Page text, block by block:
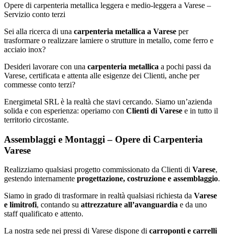
Opere di carpenteria metallica leggera e medio-leggera a Varese –
Servizio conto terzi
Sei alla ricerca di una carpenteria metallica a Varese per
trasformare o realizzare lamiere o strutture in metallo, come ferro e
acciaio inox?
Desideri lavorare con una carpenteria metallica a pochi passi da
Varese, certificata e attenta alle esigenze dei Clienti, anche per
commesse conto terzi?
Energimetal SRL è la realtà che stavi cercando. Siamo un’azienda
solida e con esperienza: operiamo con Clienti di Varese e in tutto il
territorio circostante.
Assemblaggi e Montaggi – Opere di Carpenteria
Varese
Realizziamo qualsiasi progetto commissionato da Clienti di Varese,
gestendo internamente progettazione, costruzione e assemblaggio.
Siamo in grado di trasformare in realtà qualsiasi richiesta da Varese
e limitrofi, contando su attrezzature all’avanguardia e da uno
staff qualificato e attento.
La nostra sede nei pressi di Varese dispone di carroponti e carrelli